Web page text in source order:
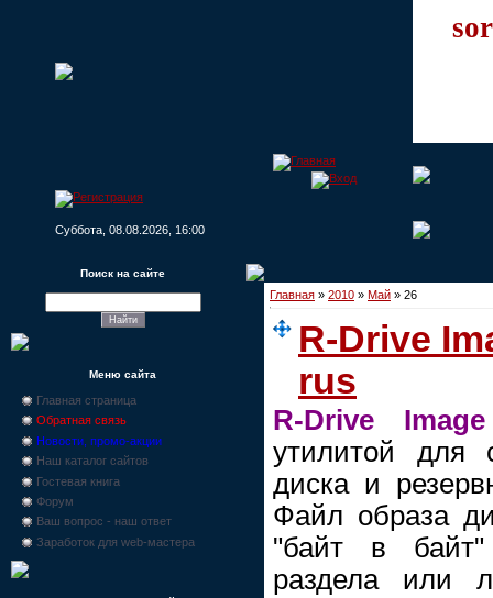
Суббота, 08.08.2026, 16:00
Поиск на сайте
Меню сайта
Главная страница
Обратная связь
Новости, промо-акции
Наш каталог сайтов
Гостевая книга
Форум
Ваш вопрос - наш ответ
Заработок для web-мастера
Главная » 2010 » Май » 26
R-Drive
rus
R-Drive Image
утилитой для
диска и
Файл образа
"байт в байт"
раздела или